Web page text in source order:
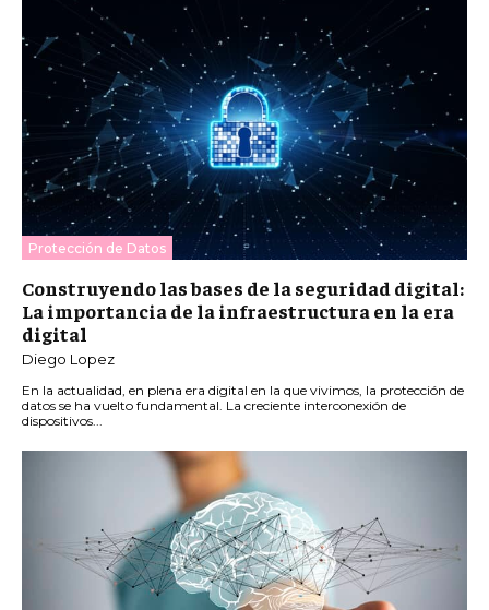
Protección de Datos
Construyendo las bases de la seguridad digital:
La importancia de la infraestructura en la era
digital
Diego Lopez
En la actualidad, en plena era digital en la que vivimos, la protección de
datos se ha vuelto fundamental. La creciente interconexión de
dispositivos...